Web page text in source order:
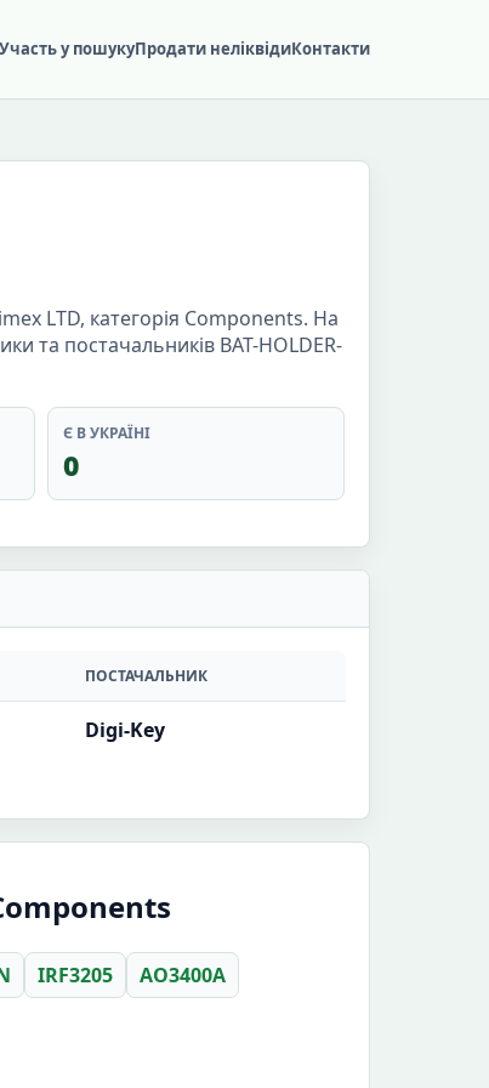
Участь у пошукуПродати неліквідиКонтакти
LTD, категорія Components. На
та постачальників BAT-HOLDER-
Є В УКРАЇНІ
0
ПОСТАЧАЛЬНИК
Digi-Key
IRF3205 AO3400A